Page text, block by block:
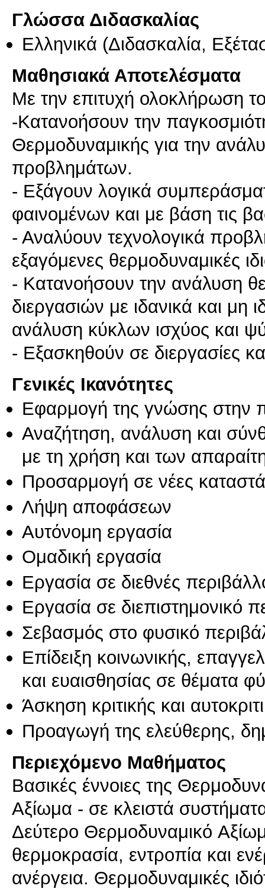
Γλώσσα Διδασκαλίας
Ελληνικά (Διδασκαλία,
Μαθησιακά Αποτελέσματα
Με την επιτυχή ολοκλήρωση
-Κατανοήσουν την
Θερμοδυναμικής για την
προβλημάτων.
- Εξάγουν λογικά
φαινομένων και με βάση τις
- Αναλύουν τεχνολογικά
εξαγόμενες θερμοδυναμικές
- Κατανοήσουν την ανάλυση
διεργασιών με ιδανικά και μη
ανάλυση κύκλων ισχύος και
- Εξασκηθούν σε διεργασίες
Γενικές Ικανότητες
Εφαρμογή της γνώσης στην
Αναζήτηση, ανάλυση και
με τη χρήση και των
Προσαρμογή σε νέες
Λήψη αποφάσεων
Αυτόνομη εργασία
Ομαδική εργασία
Εργασία σε διεθνές
Εργασία σε διεπιστημονικό
Σεβασμός στο φυσικό
Επίδειξη κοινωνικής,
και ευαισθησίας σε θέματα
Άσκηση κριτικής και
Προαγωγή της ελεύθερης,
Περιεχόμενο Μαθήματος
Bασικές έννοιες της
Aξίωμα - σε κλειστά
Δεύτερο Θερμοδυναμικό
θερμοκρασία, εντροπία και
ανέργεια. Θερμοδυναμικές